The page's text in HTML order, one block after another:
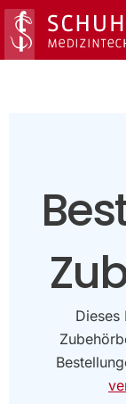
Zum
Inhalt
springen
Dieses